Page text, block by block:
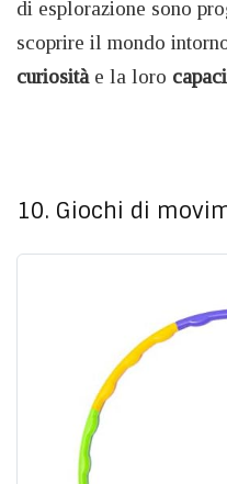
di esplorazione sono
scoprire il mondo
curiositàe la loro
10. Giochi di